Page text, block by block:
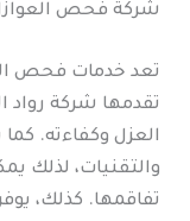
شركة فحص
تعد خدمات فحص
تقدمها شركة رواد
العزل وكفاءته.
والتقنيات، لذلك
تفاقمها. كذلك،